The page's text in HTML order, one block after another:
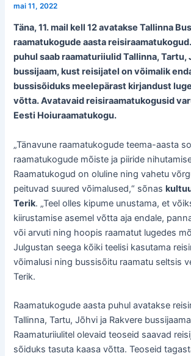
mai 11, 2022
Täna, 11. mail kell 12 avatakse Tallinna
raamatukogude aasta
puhul saab raamaturiiulid Tallinna, Tartu,
bussijaam, kust reisijatel on võimalik
bussisõiduks meelepärast kirjandust
võtta. Avatavaid reisiraamatukogusid
Eesti Hoiuraamatukogu.
„Tänavune raamatukogude teema-aasta
raamatukogude mõiste ja piiride
Raamatukogud on oluline ning vahetu
peituvad suured võimalused,“ sõnas
Terik. „Teel olles kipume unustama, et
kiirustamise asemel võtta aja endale,
või arvuti ning hoopis raamatut lugedes
Julgustan seega kõiki teelisi kasutama
võimalusi ning bussisõitu raamatu seltsis
Terik.
Raamatukogude aasta puhul avatakse
Tallinna, Tartu, Jõhvi ja Rakvere
Raamaturiiulitel olevaid teoseid saavad
sõiduks tasuta kaasa võtta. Teoseid